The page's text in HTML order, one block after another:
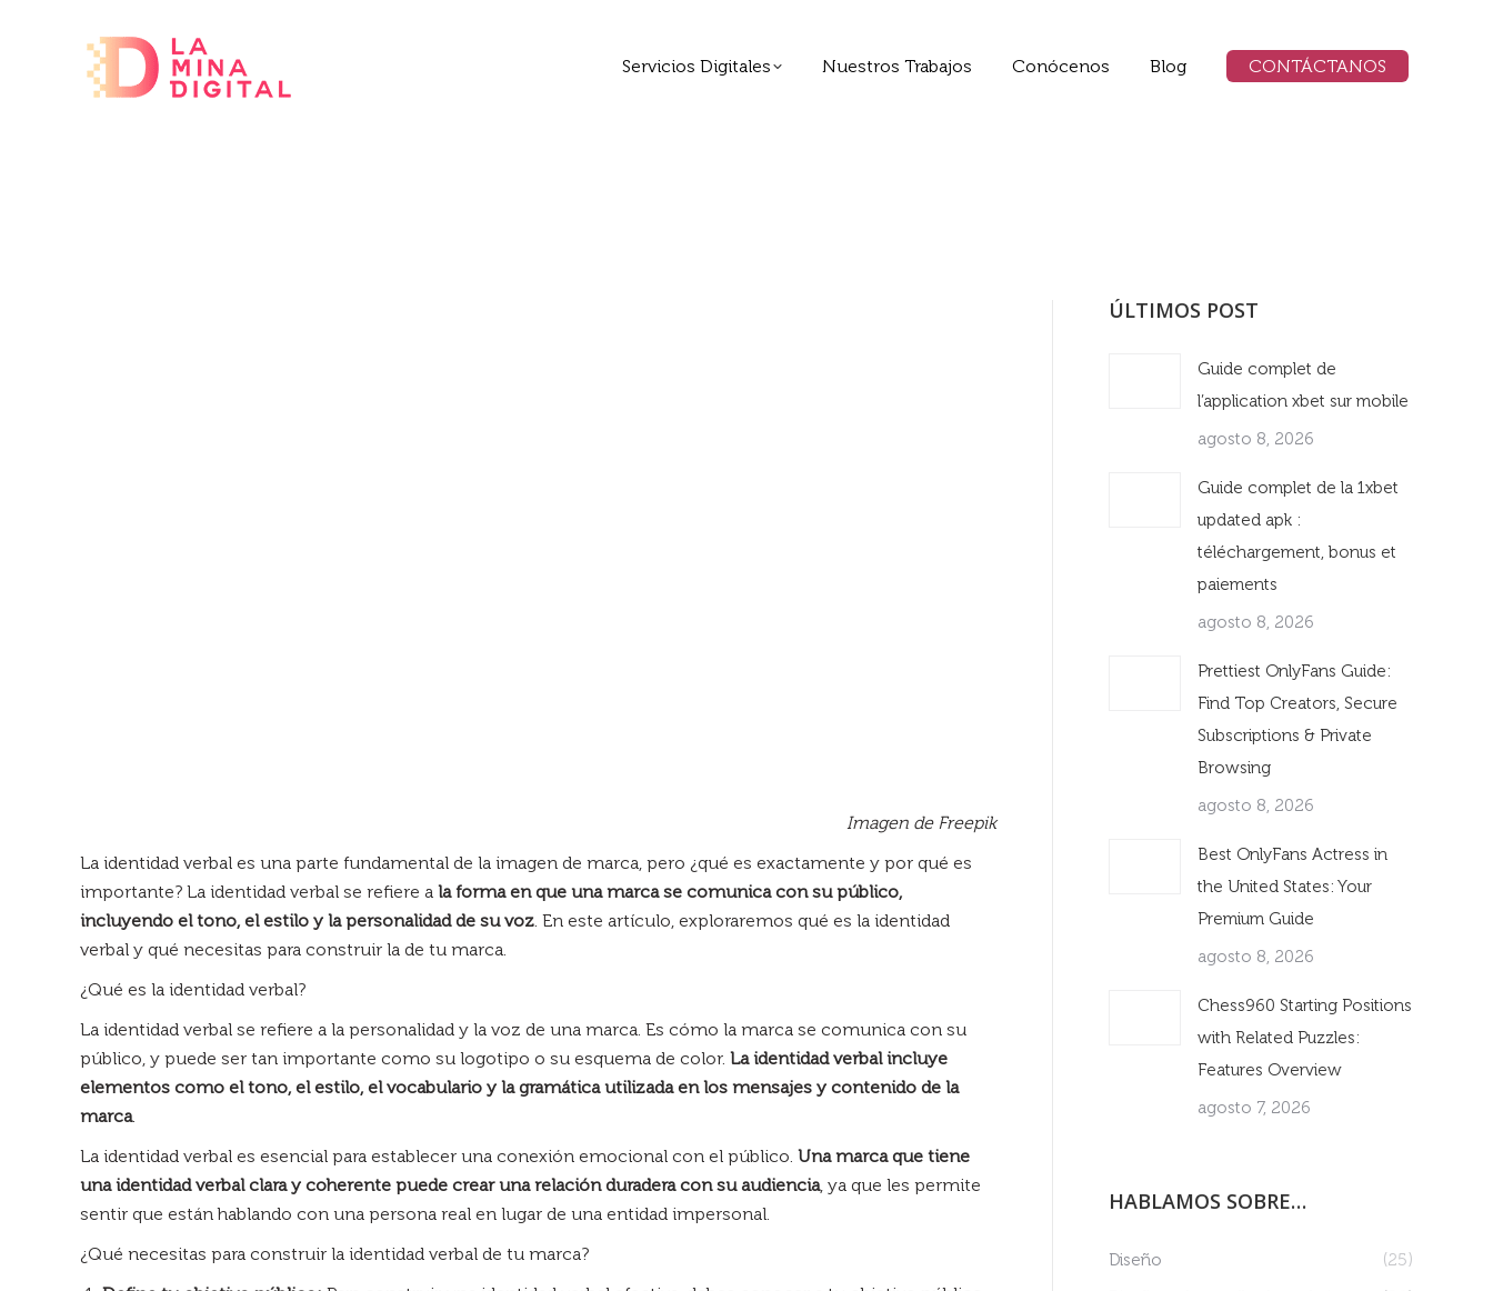
Servicios Digitales Nuestros Trabajos Conócenos Blog CONTÁCTANOS
Imagen de Freepik
La identidad verbal es una parte fundamental de la imagen de marca, pero ¿qué es exactamente y por qué es
importante? La identidad verbal se refiere a la forma en que una marca se comunica con su público,
incluyendo el tono, el estilo y la personalidad de su voz . En este artículo, exploraremos qué es la identidad
verbal y qué necesitas para construir la de tu marca.
¿Qué es la identidad verbal?
La identidad verbal se refiere a la personalidad y la voz de una marca. Es cómo la marca se comunica con su
público, y puede ser tan importante como su logotipo o su esquema de color. La identidad verbal incluye
elementos como el tono, el estilo, el vocabulario y la gramática utilizada en los mensajes y contenido de la
marca.
La identidad verbal es esencial para establecer una conexión emocional con el público. Una marca que tiene
una identidad verbal clara y coherente puede crear una relación duradera con su audiencia, ya que les permite
sentir que están hablando con una persona real en lugar de una entidad impersonal.
¿Qué necesitas para construir la identidad verbal de tu marca?
ÚLTIMOS POST
Guide complet de
l’application xbet sur mobile
agosto 8, 2026
Guide complet de la 1xbet
updated apk :
téléchargement, bonus et
paiements
agosto 8, 2026
Prettiest OnlyFans Guide:
Find Top Creators, Secure
Subscriptions & Private
Browsing
agosto 8, 2026
Best OnlyFans Actress in
the United States: Your
Premium Guide
agosto 8, 2026
Chess960 Starting Positions
with Related Puzzles:
Features Overview
agosto 7, 2026
HABLAMOS SOBRE…
Diseño
(25)